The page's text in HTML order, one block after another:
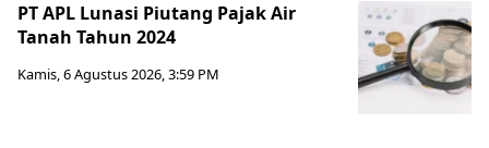
PT APL Lunasi Piutang Pajak Air
Tanah Tahun 2024
Kamis, 6 Agustus 2026, 3:59 PM